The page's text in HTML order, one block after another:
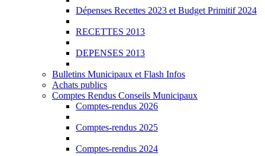
Dépenses Recettes 2023 et Budget Primitif 2024
RECETTES 2013
DEPENSES 2013
Bulletins Municipaux et Flash Infos
Achats publics
Comptes Rendus Conseils Municipaux
Comptes-rendus 2026
Comptes-rendus 2025
Comptes-rendus 2024